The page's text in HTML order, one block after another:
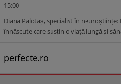
15:00
Diana Palotaș, specialist în
înnăscute care susțin o viață lungă și
perfecte.ro